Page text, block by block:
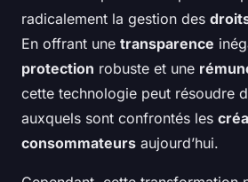
radicalement la gestion des
En offrant une transparence
protection robuste et une
cette technologie peut résoudre
auxquels sont confrontés les
consommateurs aujourd’hui.